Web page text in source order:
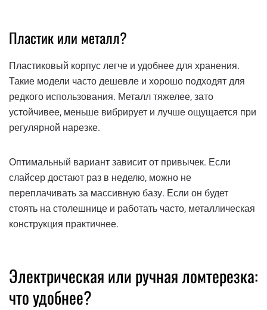
Пластик или металл?
Пластиковый корпус легче и удобнее для хранения.
Такие модели часто дешевле и хорошо подходят для
редкого использования. Металл тяжелее, зато
устойчивее, меньше вибрирует и лучше ощущается при
регулярной нарезке.
Оптимальный вариант зависит от привычек. Если
слайсер достают раз в неделю, можно не
переплачивать за массивную базу. Если он будет
стоять на столешнице и работать часто, металлическая
конструкция практичнее.
Электрическая или ручная ломтерезка:
что удобнее?